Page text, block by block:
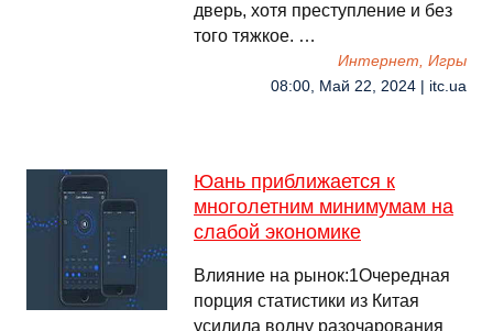
дверь, хотя преступление и без
того тяжкое. …
Интернет, Игры
08:00, Май 22, 2024 | itc.ua
Юань приближается к
многолетним минимумам на
слабой экономике
Влияние на рынок:1Очередная
порция статистики из Китая
усилила волну разочарования